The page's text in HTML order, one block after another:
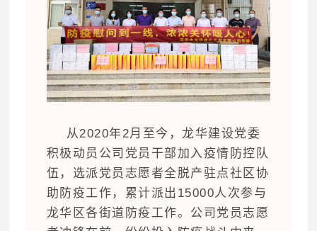
从2020年2月至今，龙华建设党委
积极动员公司党员干部加入疫情防控队
伍，选派党员志愿者全脱产驻点社区协
助防疫工作，累计派出15000人次参与
龙华区各街道防疫工作。公司党员志愿